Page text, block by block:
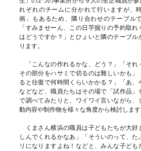
れぞれのチームに分かれて行いますが、
画」もあるため、隣り合わせのテーブル
「すみませーん、この日芋掘りの予約取
はどうですか？」とひょいと隣のテーブル
ります。
「こんなの作れるかな、どう？」「それ
その部分をハサミで切るのは難しいかも
ると往復で何時間くらいかかる？」「あ、
などなど、職員たちはその場で「試作品」
で調べてみたりと、ワイワイ言いながら、
動内容や制作物を様々な角度から検討します
くまさん横浜の職員は子どもたちが大好
しんでくれるかなあ」「そういのって、た
リになりますよね！などと、みんな子ど